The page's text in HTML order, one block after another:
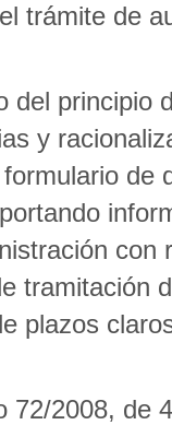
trámite de
del principio
y
de
tramitación
plazos
72/2008, de